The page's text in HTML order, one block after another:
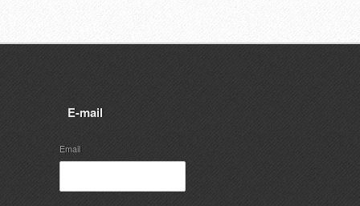
E-mail
Email